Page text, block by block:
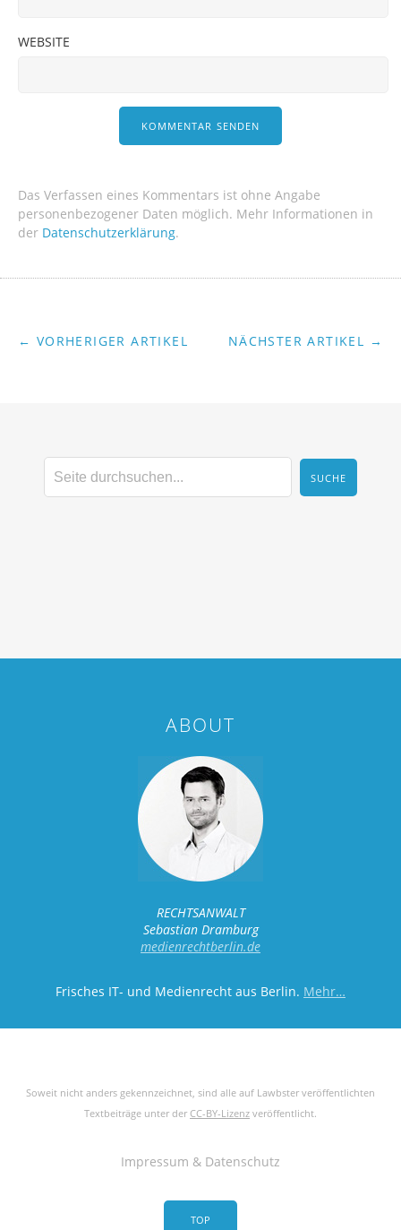
WEBSITE
Das Verfassen eines Kommentars ist ohne Angabe
personenbezogener Daten möglich. Mehr Informationen in
der Datenschutzerklärung.
NÄCHSTER ARTIKEL →
← VORHERIGER ARTIKEL
ABOUT
RECHTSANWALT
Sebastian Dramburg
medienrechtberlin.de
Frisches IT- und Medienrecht aus Berlin. Mehr…
Soweit nicht anders gekennzeichnet, sind alle auf Lawbster veröffentlichten
Textbeiträge unter der CC-BY-Lizenz veröffentlicht.
Impressum & Datenschutz
TOP